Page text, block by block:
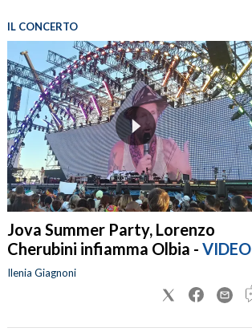
IL CONCERTO
Jova Summer Party, Lorenzo
Cherubini infiamma Olbia - VIDEO
Ilenia Giagnoni